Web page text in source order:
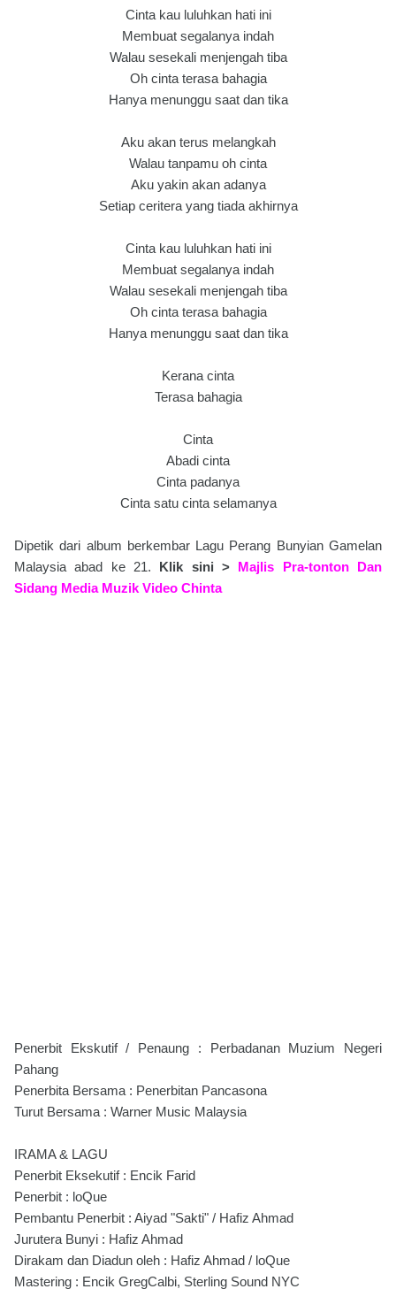
Cinta kau luluhkan hati ini
Membuat segalanya indah
Walau sesekali menjengah tiba
Oh cinta terasa bahagia
Hanya menunggu saat dan tika
Aku akan terus melangkah
Walau tanpamu oh cinta
Aku yakin akan adanya
Setiap ceritera yang tiada akhirnya
Cinta kau luluhkan hati ini
Membuat segalanya indah
Walau sesekali menjengah tiba
Oh cinta terasa bahagia
Hanya menunggu saat dan tika
Kerana cinta
Terasa bahagia
Cinta
Abadi cinta
Cinta padanya
Cinta satu cinta selamanya
Dipetik dari album berkembar Lagu Perang Bunyian Gamelan
Malaysia abad ke 21. Klik sini > Majlis Pra-tonton Dan
Sidang Media Muzik Video Chinta
Penerbit Ekskutif / Penaung : Perbadanan Muzium Negeri
Pahang
Penerbita Bersama : Penerbitan Pancasona
Turut Bersama : Warner Music Malaysia
IRAMA & LAGU
Penerbit Eksekutif : Encik Farid
Penerbit : loQue
Pembantu Penerbit : Aiyad "Sakti" / Hafiz Ahmad
Jurutera Bunyi : Hafiz Ahmad
Dirakam dan Diadun oleh : Hafiz Ahmad / loQue
Mastering : Encik GregCalbi, Sterling Sound NYC